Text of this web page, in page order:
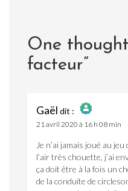
One
facteur”
Gaël dit :
The Real Person
Anti-Spam by
21 avril 2020 à 16 h 08 min
Je n’ai jamais joué au
l’air très chouette, j’ai
ça doit être à la fois un
de la conduite de